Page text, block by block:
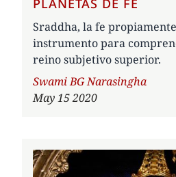
PLANETAS DE FE
Sraddha, la fe
instrumento para
reino subjetivo superior.
Author
Swami BG Narasingha
May 15 2020